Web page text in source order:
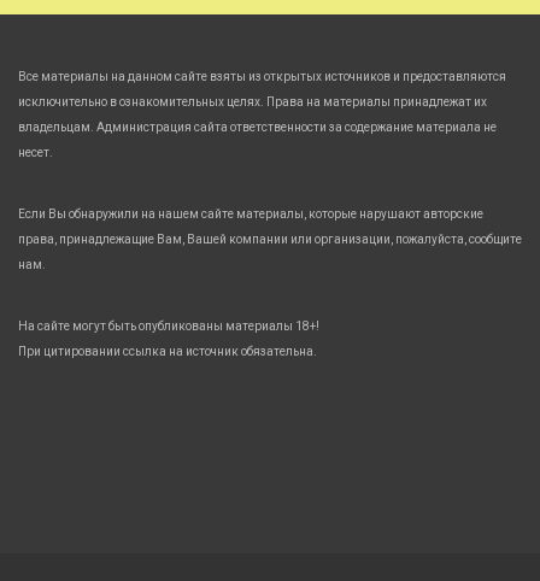
Все материалы на данном сайте взяты из открытых источников и предоставляются
исключительно в ознакомительных целях. Права на материалы принадлежат их
владельцам. Администрация сайта ответственности за содержание материала не
несет.
Если Вы обнаружили на нашем сайте материалы, которые нарушают авторские
права, принадлежащие Вам, Вашей компании или организации, пожалуйста, сообщите
нам.
На сайте могут быть опубликованы материалы 18+!
При цитировании ссылка на источник обязательна.